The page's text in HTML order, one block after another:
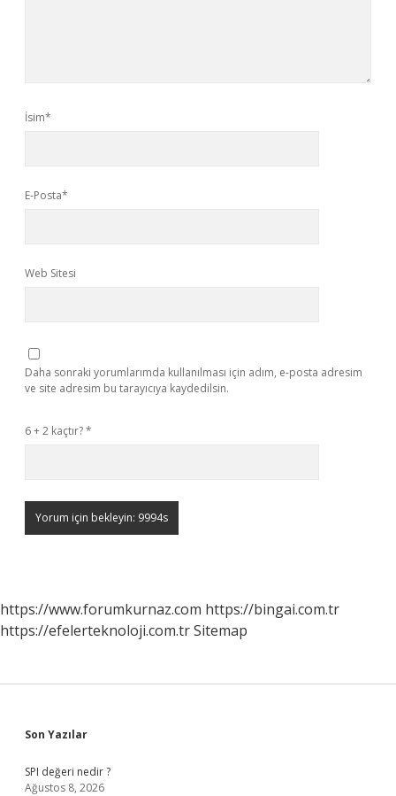
İsim*
E-Posta*
Web Sitesi
Daha sonraki yorumlarımda kullanılması için adım, e-posta adresim
ve site adresim bu tarayıcıya kaydedilsin.
6 + 2 kaçtır?*
https://www.forumkurnaz.com https://bingai.com.tr
https://efelerteknoloji.com.trSitemap
Sidebar
Son Yazılar
SPI değeri nedir ?
Ağustos 8, 2026